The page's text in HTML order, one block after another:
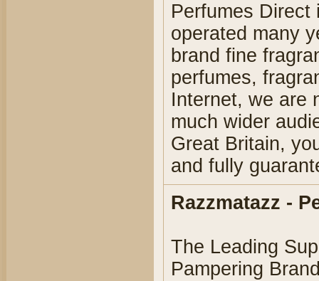
Perfumes Direct
operated many
brand fine
perfumes,
Internet, we are
much wider
Great Britain,
and fully
Razzmatazz -
The Leading
Pampering